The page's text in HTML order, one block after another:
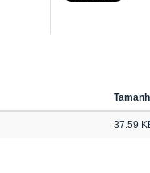
37.59